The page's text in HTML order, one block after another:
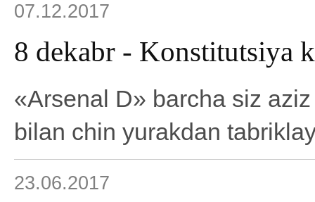
07.12.2017
8 dekabr - Konstitutsiya
«Arsenal D» barcha siz
bilan chin yurakdan
23.06.2017